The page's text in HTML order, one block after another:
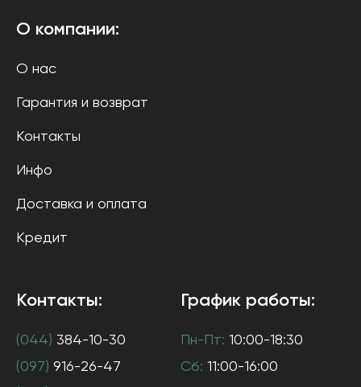
О компании:
О нас
Гарантия и возврат
Контакты
Инфо
Доставка и оплата
Кредит
Контакты:
(044) 384-10-30
(097) 916-26-47
График работы:
Пн-Пт: 10:00-18:30
Сб: 11:00-16:00